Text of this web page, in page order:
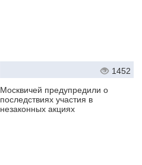
1452
Москвичей предупредили о
последствиях участия в
незаконных акциях